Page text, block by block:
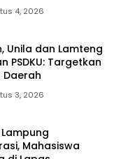
4, 2026
Unila dan Lamteng
PSDKU: Targetkan
Daerah
3, 2026
Mahasiswa